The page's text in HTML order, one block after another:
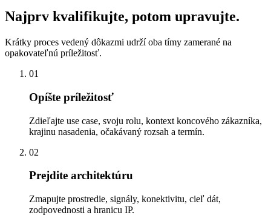
Najprv kvalifikujte, potom upravujte.
Krátky proces vedený dôkazmi udrží oba tímy zamerané na
opakovateľnú príležitosť.
01
Opíšte príležitosť
Zdieľajte use case, svoju rolu, kontext koncového zákazníka,
krajinu nasadenia, očakávaný rozsah a termín.
02
Prejdite architektúru
Zmapujte prostredie, signály, konektivitu, cieľ dát,
zodpovednosti a hranicu IP.